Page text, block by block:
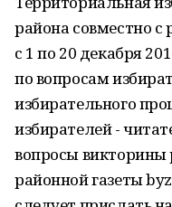
района совместно с
с 1 по 20 декабря
по вопросам
избирательного
избирателей -
вопросы
районной газеты